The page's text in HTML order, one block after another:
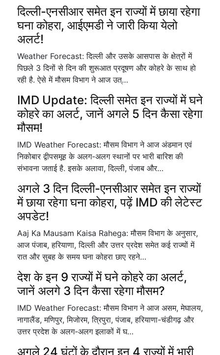
दिल्ली-एनसीआर समेत इन राज्यों में छाया रहेगा
घना कोहरा, आईएमडी ने जारी किया येलो
अलर्ट!
Weather Forecast: दिल्ली और उसके आसपास के क्षेत्रों में
पिछले 3 दिनों से दिन की शुरूआत प्रदूषण और कोहरे के साथ हो
रही है. ऐसे में मौसम विभाग ने आज उत्…
IMD Update: दिल्ली समेत इन राज्यों में घने
कोहरे का अलर्ट, जानें अगले 5 दिन कैसा रहेगा
मौसम!
IMD Weather Forecast: मौसम विभाग ने आज अंडमान एवं
निकोबार द्वीपसमूह के अलग-अलग स्थानों पर भारी बारिश की
संभावना जताई है. इसके अलावा, दिल्ली, पंजाब और…
अगले 3 दिन दिल्ली-एनसीआर समेत इन राज्यों
में छाया रहेगा घना कोहरा, पढ़ें IMD की लेटेस्ट
अपडेट!
Aaj Ka Mausam Kaisa Rahega: मौसम विभाग के अनुसार,
आज पंजाब, हरियाणा, दिल्ली और उत्तर प्रदेश समेत कई राज्यों में
रात और सुबह के समय घना कोहरा छाए रहने…
देश के इन 9 राज्यों में घने कोहरे का अलर्ट,
जानें अलगे 3 दिन कैसा रहेगा मौसम?
IMD Weather Forecast: मौसम विभाग ने आज असम, मेघालय,
नागालैंड, मणिपुर, मिजोरम, त्रिपुरा, पंजाब, हरियाणा-चंडीगढ़ और
उत्तर प्रदेश के अलग-अलग इलाकों में घ…
अगले 24 घंटों के दौरान इन 4 राज्यों में भारी